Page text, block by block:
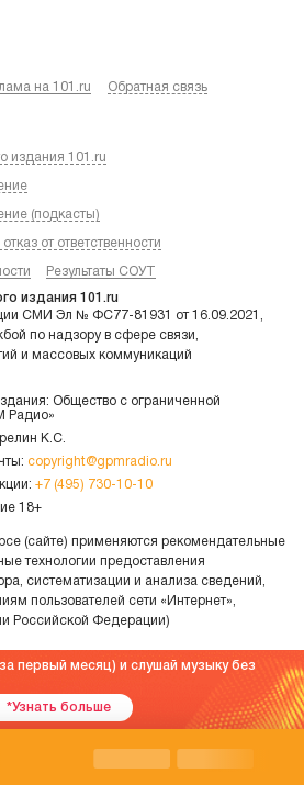
на 101.ru Обратная связь
издания 101.ru
(подкасты)
от ответственности
Результаты СОУТ
издания 101.ru
СМИ Эл № ФС77-81931 от 16.09.2021,
по надзору в сфере связи,
и массовых коммуникаций
Общество с ограниченной
Радио»
К.С.
copyright@gpmradio.ru
+7 (495) 730-10-10
18+
(сайте) применяются рекомендательные
технологии предоставления
систематизации и анализа сведений,
пользователей сети «Интернет»,
Российской Федерации)
первый месяц) и слушай музыку без
*Узнать больше